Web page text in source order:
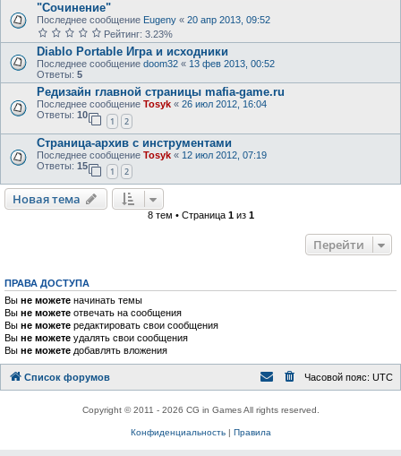
"Сочинение"
Последнее сообщение Eugeny « 20 апр 2013, 09:52
Рейтинг: 3.23%
Diablo Portable Игра и исходники
Последнее сообщение doom32 « 13 фев 2013, 00:52
Ответы: 5
Редизайн главной страницы mafia-game.ru
Последнее сообщение Tosyk « 26 июл 2012, 16:04
Ответы: 10
1 2
Страница-архив с инструментами
Последнее сообщение Tosyk « 12 июл 2012, 07:19
Ответы: 15
1 2
Новая тема
8 тем • Страница 1из 1
Перейти
ПРАВА ДОСТУПА
Вы не можете начинать темы
Вы не можете отвечать на сообщения
Вы не можете редактировать свои сообщения
Вы не можете удалять свои сообщения
Вы не можете добавлять вложения
Список форумов Часовой пояс: UTC
Copyright © 2011 - 2026 CG in Games All rights reserved.
Конфиденциальность| Правила